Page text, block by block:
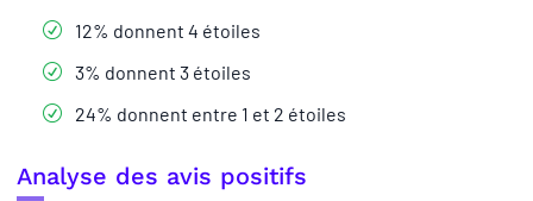
12% donnent 4 étoiles
3% donnent 3 étoiles
24% donnent entre 1 et 2 étoiles
Analyse des avis positifs